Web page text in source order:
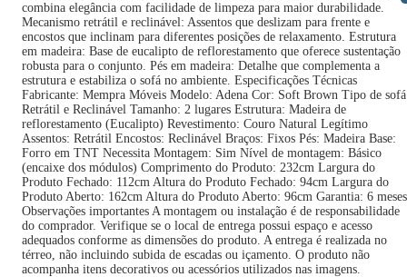
combina elegância com facilidade de limpeza para maior durabilidade.
Mecanismo retrátil e reclinável: Assentos que deslizam para frente e
encostos que inclinam para diferentes posições de relaxamento. Estrutura
em madeira: Base de eucalipto de reflorestamento que oferece sustentação
robusta para o conjunto. Pés em madeira: Detalhe que complementa a
estrutura e estabiliza o sofá no ambiente. Especificações Técnicas
Fabricante: Mempra Móveis Modelo: Adena Cor: Soft Brown Tipo de
Retrátil e Reclinável Tamanho: 2 lugares Estrutura: Madeira de
reflorestamento (Eucalipto) Revestimento: Couro Natural Legítimo
Assentos: Retrátil Encostos: Reclinável Braços: Fixos Pés: Madeira Base:
Forro em TNT Necessita Montagem: Sim Nível de montagem: Básico
(encaixe dos módulos) Comprimento do Produto: 232cm Largura do
Produto Fechado: 112cm Altura do Produto Fechado: 94cm Largura do
Produto Aberto: 162cm Altura do Produto Aberto: 96cm Garantia: 6 meses
Observações importantes A montagem ou instalação é de responsabilidade
do comprador. Verifique se o local de entrega possui espaço e acesso
adequados conforme as dimensões do produto. A entrega é realizada no
térreo, não incluindo subida de escadas ou içamento. O produto não
acompanha itens decorativos ou acessórios utilizados nas imagens.